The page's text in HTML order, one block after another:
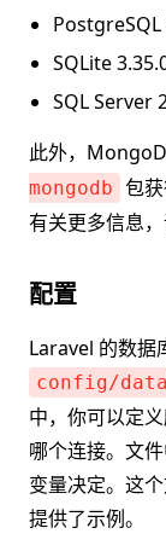
PostgreSQL
SQLite
SQL Server
此外，
mongodb 包
有关更多信息
配置
Laravel 的数据
config/
中，你可以定
哪个连接。文
变量决定。这
提供了示例。